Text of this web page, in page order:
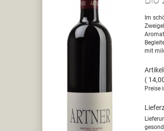
Im
mit
(
Preise